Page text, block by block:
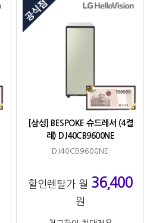
[삼성] BESPOKE 슈드레서 (4켤
레) DJ40CB9600NE
DJ40CB9600NE
할인렌탈가 월 36,400
원